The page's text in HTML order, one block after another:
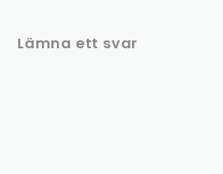
Lämna ett svar